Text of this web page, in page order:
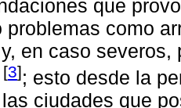
que
problemas como
en caso
[3]; esto desde la
ciudades que